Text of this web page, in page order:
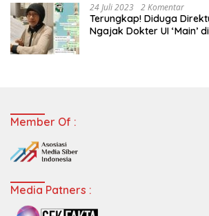
24 Juli 2023 2 Komentar
Terungkap! Diduga
Ngajak Dokter UI ‘Main’
Member Of :
Media Patners :